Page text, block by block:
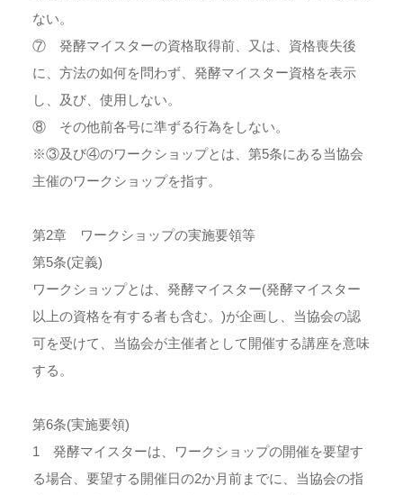
ない。
⑦ 発酵マイスターの資格取得前、又は、資格喪失後
に、方法の如何を問わず、発酵マイスター資格を表示
し、及び、使用しない。
⑧ その他前各号に準ずる行為をしない。
※③及び④のワークショップとは、第5条にある当協会
主催のワークショップを指す。
第2章 ワークショップの実施要領等
第5条(定義)
ワークショップとは、発酵マイスター(発酵マイスター
以上の資格を有する者も含む。)が企画し、当協会の認
可を受けて、当協会が主催者として開催する講座を意味
する。
第6条(実施要領)
1 発酵マイスターは、ワークショップの開催を要望す
る場合、要望する開催日の2か月前までに、当協会の指